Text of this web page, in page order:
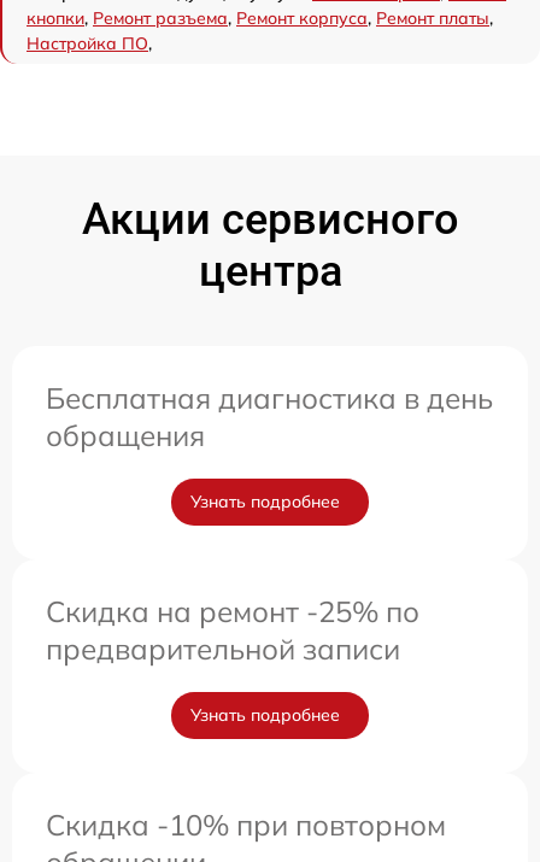
кнопки, Ремонт разъема, Ремонт корпуса, Ремонт платы,
Настройка ПО,
Акции сервисного
центра
Бесплатная диагностика в день
обращения
Узнать подробнее
Скидка на ремонт -25% по
предварительной записи
Узнать подробнее
Скидка -10% при повторном